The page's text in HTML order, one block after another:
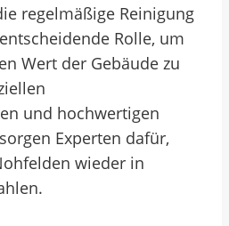
regelmäßige Reinigung
Rolle, um
Wert der Gebäude zu
und hochwertigen
Experten dafür,
wieder in